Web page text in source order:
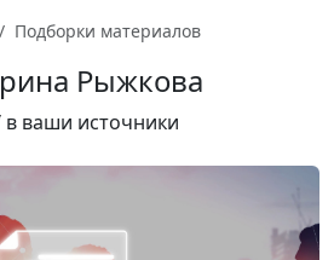
Подборки материалов
Рыжкова
в ваши источники